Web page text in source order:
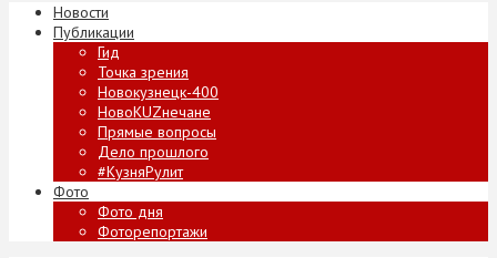
Новости
Публикации
Гид
Точка зрения
Новокузнецк-400
НовоKUZнечане
Прямые вопросы
Дело прошлого
#КузняРулит
Фото
Фото дня
Фоторепортажи